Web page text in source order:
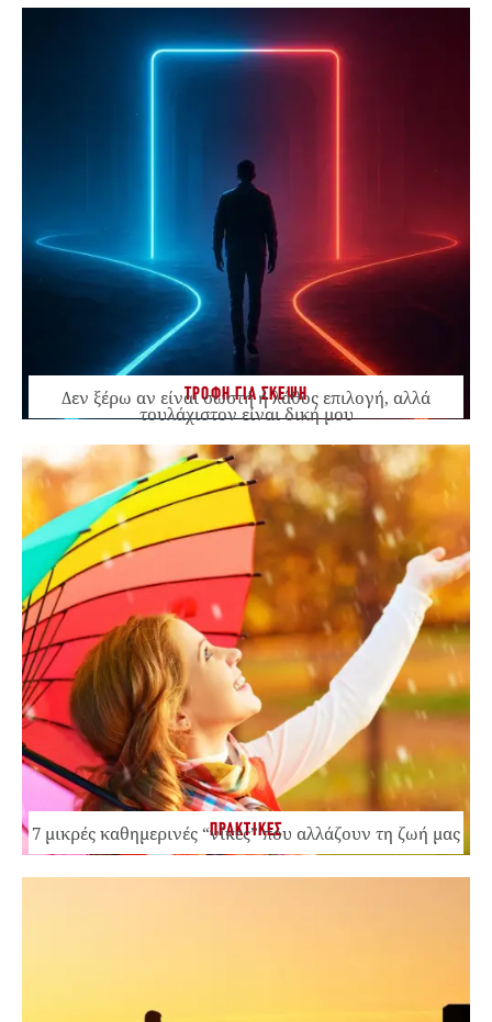
ΤΡΟΦΗ ΓΙΑ ΣΚΕΨΗ
Δεν ξέρω αν είναι σωστή ή λάθος επιλογή, αλλά
τουλάχιστον είναι δική μου
ΠΡΑΚΤΙΚΕΣ
7 μικρές καθημερινές “νίκες” που αλλάζουν τη ζωή μας